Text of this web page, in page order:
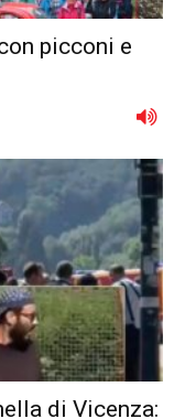
picconi e
di Vicenza: